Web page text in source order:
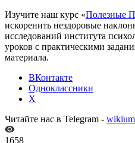
Изучите наш курс «Полезные
искоренить нездоровые
исследований института
уроков с практическими
материала.
ВКонтакте
Одноклассники
X
Читайте нас в Telegram - wikium
1658